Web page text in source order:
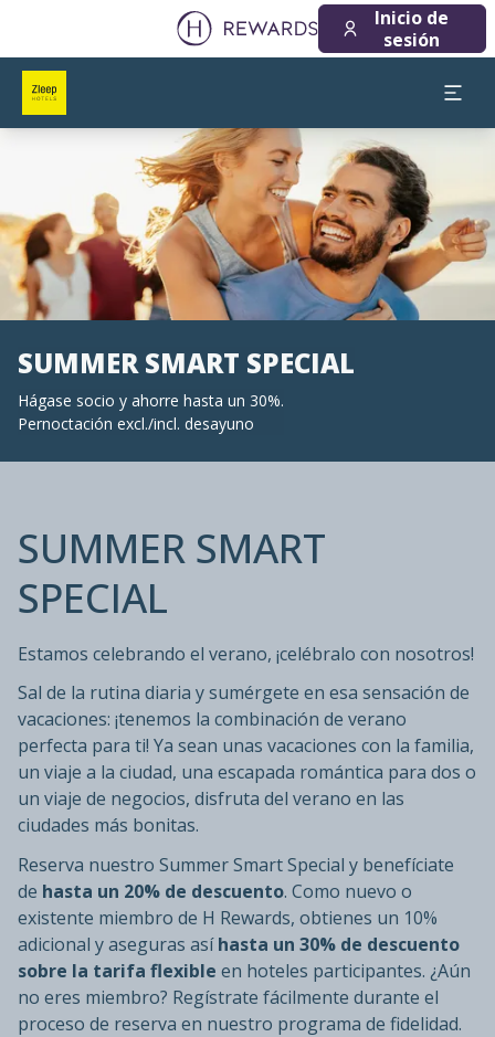
Inicio de
sesión
SUMMER SMART SPECIAL
Hágase socio y ahorre hasta un 30%.
Pernoctación excl./incl. desayuno
SUMMER SMART
SPECIAL
Estamos celebrando el verano, ¡celébralo con nosotros!
Sal de la rutina diaria y sumérgete en esa sensación de
vacaciones: ¡tenemos la combinación de verano
perfecta para ti! Ya sean unas vacaciones con la familia,
un viaje a la ciudad, una escapada romántica para dos o
un viaje de negocios, disfruta del verano en las
ciudades más bonitas.
Reserva nuestro Summer Smart Special y benefíciate
de hasta un 20% de descuento. Como nuevo o
existente miembro de H Rewards, obtienes un 10%
adicional y aseguras asíhasta un 30% de descuento
sobre la tarifa flexible en hoteles participantes. ¿Aún
no eres miembro? Regístrate fácilmente durante el
proceso de reserva en nuestro programa de fidelidad.